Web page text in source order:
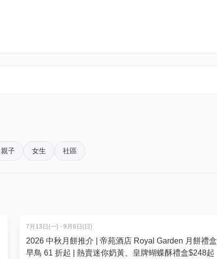
(原價$430)
親子 女生 社區
7月13日(一) - 9月6日(日)
2026 中秋月餅推介 | 帝苑酒店 Royal Garden 月餅禮盒
早鳥 61 折起 | 熱賣迷你奶黃、皇牌蝴蝶酥禮盒$248起